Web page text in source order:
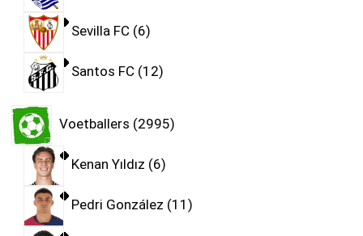
Sevilla FC 6
Santos FC 12
Voetballers 2995
Kenan Yıldız 6
Pedri González 11